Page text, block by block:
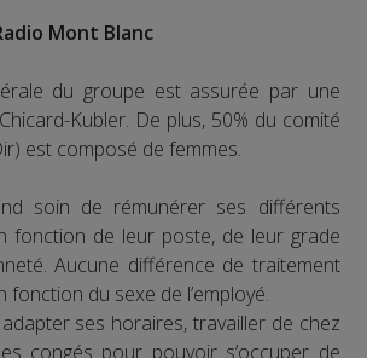
Mont Blanc
du groupe est assurée par une
Kubler. De plus, 50% du comité
est composé de femmes.
soin de rémunérer ses différents
fonction de leur poste, de leur grade
Aucune différence de traitement
fonction du sexe de l’employé.
ses horaires, travailler de chez
congés pour pouvoir s’occuper de